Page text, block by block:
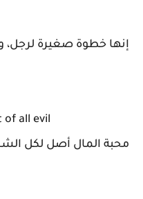
إنها خطوة صغيرة لرجل،
of all evil
محبة المال أصل لكل